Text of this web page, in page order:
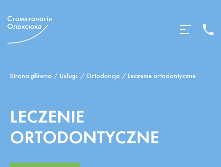
Strona główna Usługi. Ortodoncja Leczenie ortodontyczne
LECZENIE
ORTODONTYCZNE